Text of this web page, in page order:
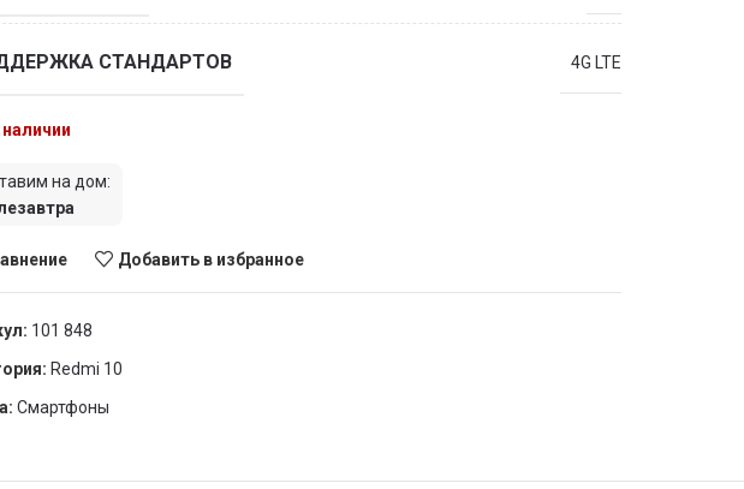
СТАНДАРТОВ 4G LTE
наличии
на дом:
Добавить в избранное
101 848
Redmi 10
Смартфоны